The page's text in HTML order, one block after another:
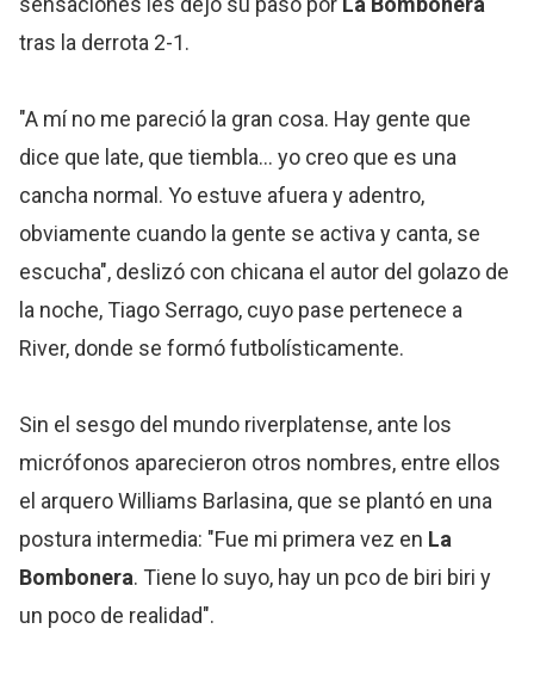
tras la derrota 2-1.
"A mí no me pareció la gran cosa. Hay gente que
dice que late, que tiembla... yo creo que es una
cancha normal. Yo estuve afuera y adentro,
obviamente cuando la gente se activa y canta, se
escucha", deslizó con chicana el autor del golazo de
la noche, Tiago Serrago, cuyo pase pertenece a
River, donde se formó futbolísticamente.
Sin el sesgo del mundo riverplatense, ante los
micrófonos aparecieron otros nombres, entre ellos
el arquero Williams Barlasina, que se plantó en una
postura intermedia: "Fue mi primera vez en La
Bombonera. Tiene lo suyo, hay un pco de biri biri y
un poco de realidad".